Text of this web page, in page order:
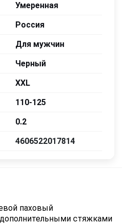
Умеренная
Россия
Для мужчин
Черный
XXL
110-125
0.2
4606522017814
паховый
стяжками